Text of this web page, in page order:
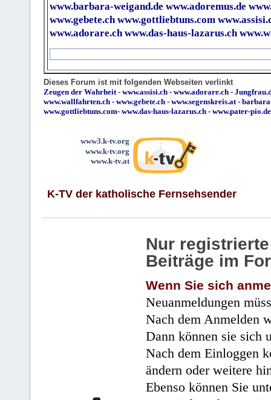
www.barbara-weigand.de www.adoremus.de
www.gebete.ch www.gottliebtuns.com
www.adorare.ch www.das-haus-lazarus.ch
Dieses Forum ist mit folgenden Webseiten verlinkt
Zeugen der Wahrheit - www.assisi.ch - www.adorare.ch -
www.wallfahrten.ch - www.gebete.ch - www.segenskreis.at -
www.gottliebtuns.com- www.das-haus-lazarus.ch - www.pater-pio.de
www3.k-tv.org
www.k-tv.org
www.k-tv.at
K-TV der katholische Fernsehsender
Nur
Beiträge im
Wenn Sie sich
Neuanmeldungen
Nach dem Anmelden
Dann können sie sich
Nach dem Einloggen
ändern oder weitere
Ebenso können Sie